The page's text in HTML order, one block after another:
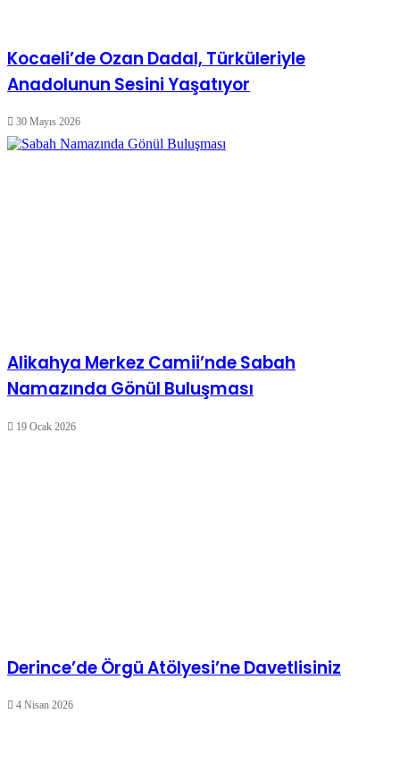
Kocaeli’de Ozan Dadal, Türküleriyle
Anadolunun Sesini Yaşatıyor
30 Mayıs 2026
Alikahya Merkez Camii’nde Sabah
Namazında Gönül Buluşması
19 Ocak 2026
Derince’de Örgü Atölyesi’ne Davetlisiniz
4 Nisan 2026